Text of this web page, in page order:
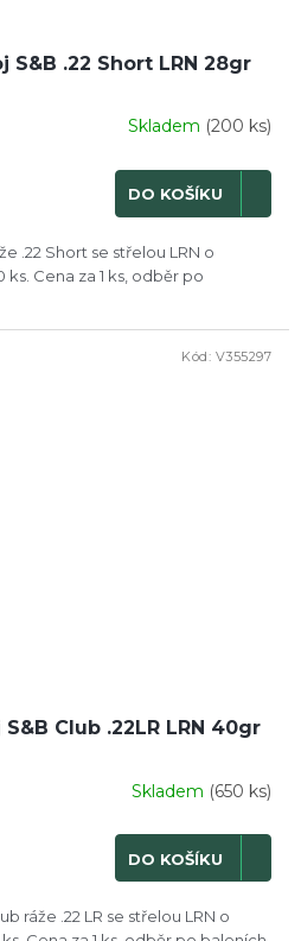
S&B .22 Short LRN 28gr
Skladem (200 ks)
DO KOŠÍKU
.22 Short se střelou LRN o
ks. Cena za 1 ks, odběr po
Club .22LR LRN 40gr
Skladem (650 ks)
DO KOŠÍKU
ráže .22 LR se střelou LRN o
Kód: V355297